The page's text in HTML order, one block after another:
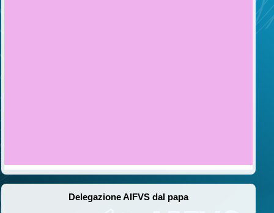
Delegazione AIFVS dal papa